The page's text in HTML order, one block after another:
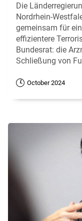
Die
Nordrhein-
gemeinsam für
effizientere
Bundesrat: die
Schließung von
October 2024